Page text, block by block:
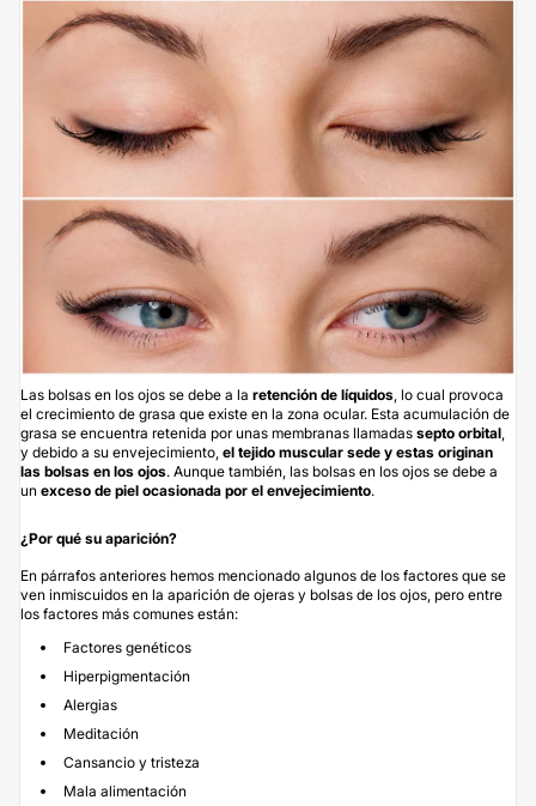
Las bolsas en los ojos se debe a la retención de líquidos , lo cual provoca
el crecimiento de grasa que existe en la zona ocular. Esta acumulación de
grasa se encuentra retenida por unas membranas llamadas septo orbital
y debido a su envejecimiento, el tejido muscular sede y estas originan
las bolsas en los ojos. Aunque también, las bolsas en los ojos se debe a
un exceso de piel ocasionada por el envejecimiento.
¿Por qué su aparición?
En párrafos anteriores hemos mencionado algunos de los factores que se
ven inmiscuidos en la aparición de ojeras y bolsas de los ojos, pero entre
los factores más comunes están:
Factores genéticos
Hiperpigmentación
Alergias
Meditación
Cansancio y tristeza
Mala alimentación